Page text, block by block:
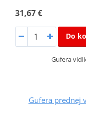
31,67 €
Do
Gufera
Gufera prednej